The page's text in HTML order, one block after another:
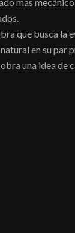
que busca la
en su par
una idea de